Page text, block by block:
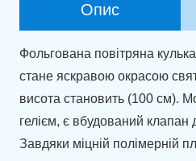
Опис
Фольгована повітряна
стане яскравою окрасою
висота становить (100 см).
гелієм, є вбудований клапан
Завдяки міцній полімерній